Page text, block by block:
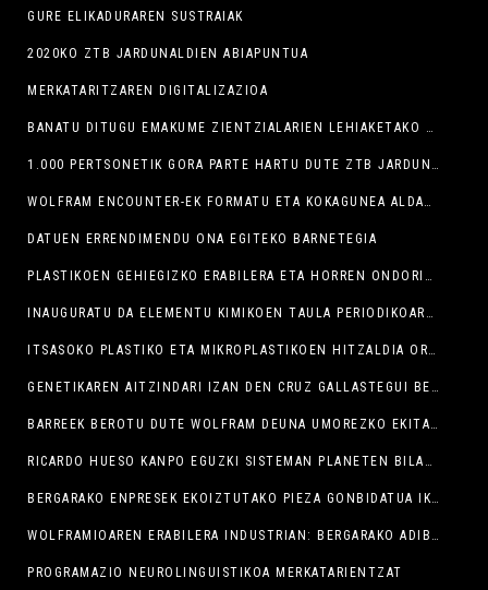
GURE ELIKADURAREN SUSTRAIAK
2020KO ZTB JARDUNALDIEN ABIAPUNTUA
MERKATARITZAREN DIGITALIZAZIOA
BANATU DITUGU EMAKUME ZIENTZIALARIEN LEHIAKETAKO SARIAK
1.000 PERTSONETIK GORA PARTE HARTU DUTE ZTB JARDUNALDIETAN
WOLFRAM ENCOUNTER-EK FORMATU ETA KOKAGUNEA ALDATU DU
DATUEN ERRENDIMENDU ONA EGITEKO BARNETEGIA
PLASTIKOEN GEHIEGIZKO ERABILERA ETA HORREN ONDORIOAK IZAN DITUGU HIZPIDE
INAUGURATU DA ELEMENTU KIMIKOEN TAULA PERIODIKOAREN ERAKUSKETA
ITSASOKO PLASTIKO ETA MIKROPLASTIKOEN HITZALDIA ORDU LAURDEN ATZERATUKO DA ERAILKETA MATXISTAREN AURKAKO KONTZENTRAZIOA BUKATU ARTE
GENETIKAREN AITZINDARI IZAN DEN CRUZ GALLASTEGUI BERGARARRAREN LANA EZAGUTU DUGU
BARREEK BEROTU DUTE WOLFRAM DEUNA UMOREZKO EKITALDI ZIENTIFIKOA
RICARDO HUESO KANPO EGUZKI SISTEMAN PLANETEN BILAKETEZ ARITU DA
BERGARAKO ENPRESEK EKOIZTUTAKO PIEZA GONBIDATUA IKUSGAI LABORATORIUM-EN
WOLFRAMIOAREN ERABILERA INDUSTRIAN: BERGARAKO ADIBIDEAK
PROGRAMAZIO NEUROLINGUISTIKOA MERKATARIENTZAT